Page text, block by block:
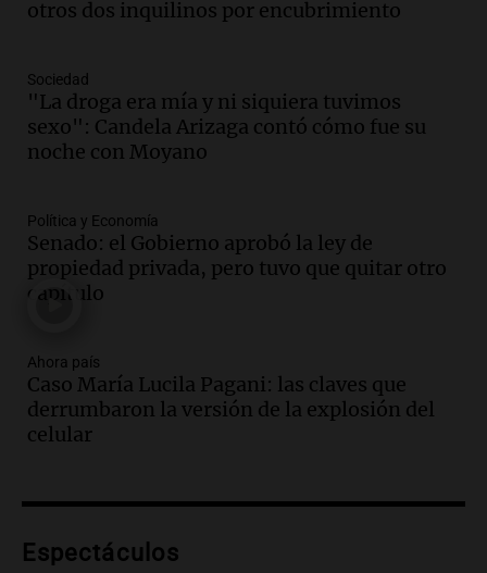
organizaciones sociales por San
Episodios
Audio. San Cayetano y Aumento de
Peajes: Noticias Destacadas de
Argentina en un Resumen Actual
Episodios
Audio.Lewandowski contra el Gobierno:
"Es un proyecto de país que apunta a una
Argentina extractivista"
Audio.Kicillof critica la represión
policial en el Congreso por la ley de
propiedad privada
Panorama Federal
Audio.Comienza Expo La Bulaye 2026:
público en general
otros dos inquilinos por encubrimiento
Sociedad
"La droga era mía y ni siquiera tuvimos
sexo": Candela Arizaga contó cómo fue su
noche con Moyano
Política y Economía
Senado: el Gobierno aprobó la ley de
propiedad privada, pero tuvo que quitar otro
capítulo
Ahora país
Caso María Lucila Pagani: las claves que
derrumbaron la versión de la explosión del
celular
Espectáculos